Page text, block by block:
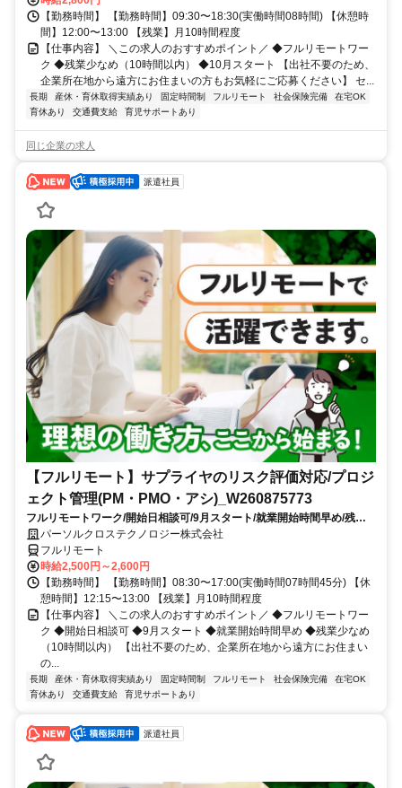
【勤務時間】 【勤務時間】09:30〜18:30(実働時間08時間) 【休憩時
間】12:00〜13:00 【残業】月10時間程度
【仕事内容】 ＼この求人のおすすめポイント／ ◆フルリモートワー
ク ◆残業少なめ（10時間以内） ◆10月スタート 【出社不要のため、
企業所在地から遠方にお住まいの方もお気軽にご応募ください】 セ...
長期 産休・育休取得実績あり 固定時間制 フルリモート 社会保険完備
在宅OK
育休あり
交通費支給 育児サポートあり
同じ企業の求人
派遣社員
【フルリモート】サプライヤのリスク評価対応/プロジ
ェクト管理(PM・PMO・アシ)_W260875773
フルリモートワーク/開始日相談可/9月スタート/就業開始時間早め/残業
少なめ（10時間以内）
パーソルクロステクノロジー株式会社
フルリモート
時給2,500円～2,600円
【勤務時間】 【勤務時間】08:30〜17:00(実働時間07時間45分) 【休
憩時間】12:15〜13:00 【残業】月10時間程度
【仕事内容】 ＼この求人のおすすめポイント／ ◆フルリモートワー
ク ◆開始日相談可 ◆9月スタート ◆就業開始時間早め ◆残業少なめ
（10時間以内） 【出社不要のため、企業所在地から遠方にお住まい
の...
長期 産休・育休取得実績あり 固定時間制 フルリモート 社会保険完備
在宅OK
育休あり
交通費支給 育児サポートあり
派遣社員